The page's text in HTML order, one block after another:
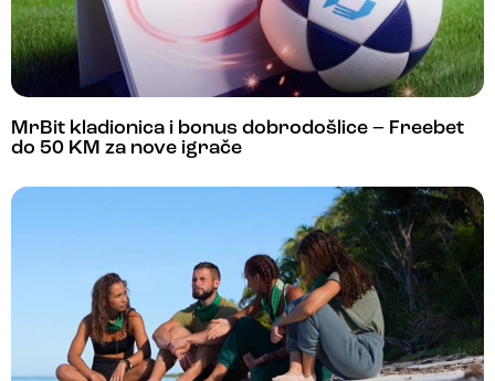
MrBit kladionica i bonus dobrodošlice – Freebet
do 50 KM za nove igrače